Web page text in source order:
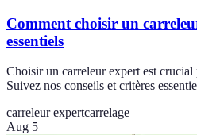
Comment choisir un
essentiels
Choisir un carreleur expert est
Suivez nos conseils et critères
carreleur expertcarrelage
Aug 5